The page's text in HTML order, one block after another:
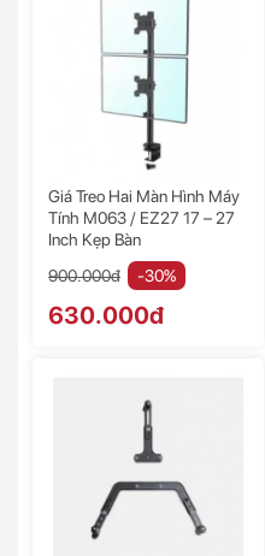
Giá Treo Hai Màn Hình Máy
Tính M063 / EZ27 17 – 27
Inch Kẹp Bàn
900.000đ
-30%
630.000đ